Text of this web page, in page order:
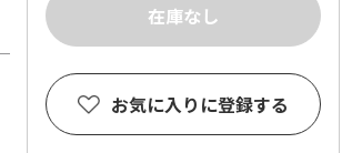
お気に入りに登録する